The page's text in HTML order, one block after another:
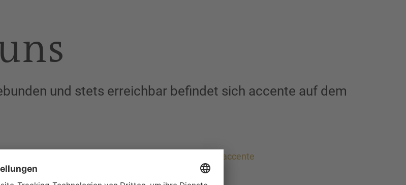
und stets erreichbar befindet sich accente auf dem
auf Sie.
Anfahrt zu accente